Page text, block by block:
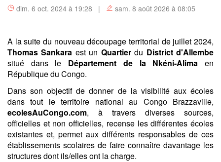
dim. 6 oct. 2024 à 19:28 | sam. 8 août 2026 à 08:05
A la suite du nouveau découpage territorial de juillet 2024,
Thomas Sankara est un Quartierdu District d'Allembe
situé dans le Département de la Nkéni-Alima en
République du Congo.
Dans son objectif de donner de la visibilité aux écoles
dans tout le territoire national au Congo Brazzaville,
ecolesAuCongo.com, à travers diverses sources,
officielles et non officielles, recense les différentes écoles
existantes et, permet aux différents responsables de ces
établissements scolaires de faire connaître davantage les
structures dont ils/elles ont la charge.